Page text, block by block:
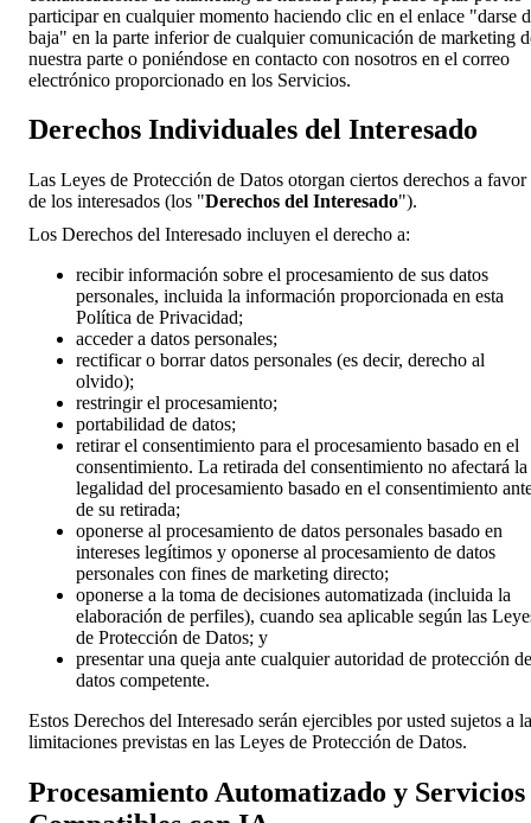
participar en cualquier momento haciendo clic en el enlace "darse
baja" en la parte inferior de cualquier comunicación de marketing
nuestra parte o poniéndose en contacto con nosotros en el correo
electrónico proporcionado en los Servicios.
Derechos Individuales del Interesado
Las Leyes de Protección de Datos otorgan ciertos derechos a favor
de los interesados (los "Derechos del Interesado").
Los Derechos del Interesado incluyen el derecho a:
recibir información sobre el procesamiento de sus datos
personales, incluida la información proporcionada en esta
Política de Privacidad;
acceder a datos personales;
rectificar o borrar datos personales (es decir, derecho al
olvido);
restringir el procesamiento;
portabilidad de datos;
retirar el consentimiento para el procesamiento basado en el
consentimiento. La retirada del consentimiento no afectará la
legalidad del procesamiento basado en el consentimiento
de su retirada;
oponerse al procesamiento de datos personales basado en
intereses legítimos y oponerse al procesamiento de datos
personales con fines de marketing directo;
oponerse a la toma de decisiones automatizada (incluida la
elaboración de perfiles), cuando sea aplicable según las
de Protección de Datos; y
presentar una queja ante cualquier autoridad de protección de
datos competente.
Estos Derechos del Interesado serán ejercibles por usted sujetos a
limitaciones previstas en las Leyes de Protección de Datos.
Procesamiento Automatizado y Servicios